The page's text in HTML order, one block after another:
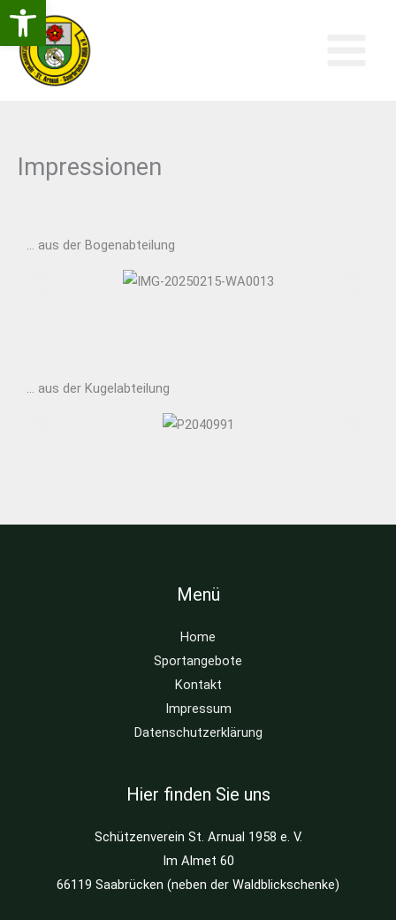
Open Toolbar
Zum
Inhalt
Springen
Impressionen
... aus der Bogenabteilung
... aus der Kugelabteilung
Menü
Home
Sportangebote
Kontakt
Impressum
Datenschutzerklärung
Hier finden Sie uns
Schützenverein St. Arnual 1958 e. V.
Im Almet 60
66119 Saabrücken (neben der Waldblickschenke)